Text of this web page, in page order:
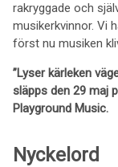
rakryggade och
musikerkvinnor. Vi
först nu musiken
”Lyser kärleken
släpps den 29 maj
Playground Music.
Nyckelord